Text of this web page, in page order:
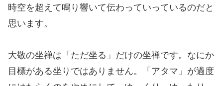
時空を超えて鳴り響いて伝わっていっているのだと
思います。
大敬の坐禅は「ただ坐る」だけの坐禅です。なにか
目標がある坐りではありません。「アタマ」が過度